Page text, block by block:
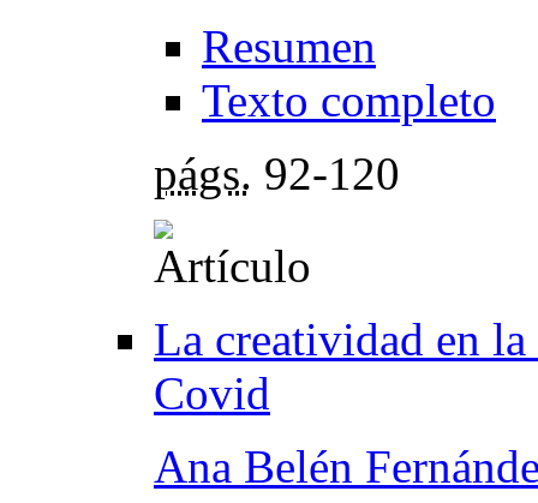
Resumen
Texto completo
págs. 92-120
La creatividad en
Covid
Ana Belén